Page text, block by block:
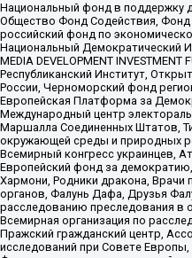
Национальный фонд в поддержку
Общество Фонд Содействия,
российский фонд по
Национальный Демократический
MEDIA DEVELOPMENT
Республиканский Институт,
России, Черноморский фонд
Европейская Платформа за
Международный центр
Маршалла Соединенных Штатов,
окружающей среды и природных
Всемирный конгресс украинцев,
Европейский фонд за
Хармони, Родники дракона, Врачи
органов, Фалунь Дафа, Друзья
расследованию преследования в
Всемирная организация по
Пражский гражданский центр,
исследований при Совете